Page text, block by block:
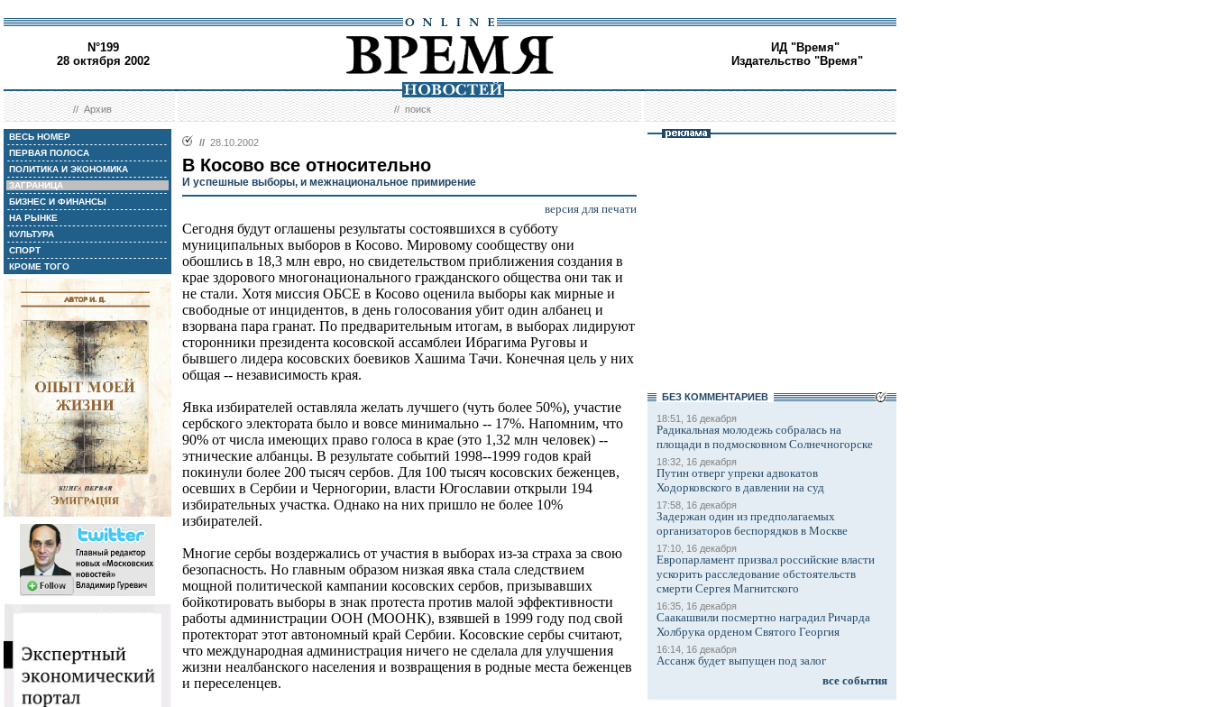
N°199
28 октября 2002
ИД "Время"
Издательство "Время"
//Архив //поиск
ВЕСЬ НОМЕР
ПЕРВАЯ ПОЛОСА
ПОЛИТИКА И ЭКОНОМИКА
ЗАГРАНИЦА
БИЗНЕС И ФИНАНСЫ
НА РЫНКЕ
КУЛЬТУРА
СПОРТ
КРОМЕ ТОГО
// 28.10.2002
В Косово все относительно
И успешные выборы, и межнациональное примирение
версия для печати
Сегодня будут оглашены результаты состоявшихся в субботу
муниципальных выборов в Косово. Мировому сообществу они
обошлись в 18,3 млн евро, но свидетельством приближения создания в
крае здорового многонационального гражданского общества они так и
не стали. Хотя миссия ОБСЕ в Косово оценила выборы как мирные и
свободные от инцидентов, в день голосования убит один албанец и
взорвана пара гранат. По предварительным итогам, в выборах лидируют
сторонники президента косовской ассамблеи Ибрагима Руговы и
бывшего лидера косовских боевиков Хашима Тачи. Конечная цель у них
общая -- независимость края.
Явка избирателей оставляла желать лучшего (чуть более 50%), участие
сербского электората было и вовсе минимально -- 17%. Напомним, что
90% от числа имеющих право голоса в крае (это 1,32 млн человек) --
этнические албанцы. В результате событий 1998--1999 годов край
покинули более 200 тысяч сербов. Для 100 тысяч косовских беженцев,
осевших в Сербии и Черногории, власти Югославии открыли 194
избирательных участка. Однако на них пришло не более 10%
избирателей.
Многие сербы воздержались от участия в выборах из-за страха за свою
безопасность. Но главным образом низкая явка стала следствием
мощной политической кампании косовских сербов, призывавших
бойкотировать выборы в знак протеста против малой эффективности
работы администрации ООН (МООНК), взявшей в 1999 году под свой
протекторат этот автономный край Сербии. Косовские сербы считают,
что международная администрация ничего не сделала для улучшения
жизни неалбанского населения и возвращения в родные места беженцев
и переселенцев.
БЕЗ КОМMЕНТАРИЕВ
18:51, 16 декабря
Радикальная молодежь собралась на
площади в подмосковном Солнечногорске
18:32, 16 декабря
Путин отверг упреки адвокатов
Ходорковского в давлении на суд
17:58, 16 декабря
Задержан один из предполагаемых
организаторов беспорядков в Москве
17:10, 16 декабря
Европарламент призвал российские власти
ускорить расследование обстоятельств
смерти Сергея Магнитского
16:35, 16 декабря
Саакашвили посмертно наградил Ричарда
Холбрука орденом Святого Георгия
16:14, 16 декабря
Ассанж будет выпущен под залог
все события